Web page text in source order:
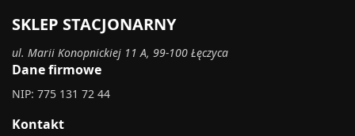
SKLEP STACJONARNY
ul. Marii Konopnickiej 11 A, 99-100 Łęczyca
Dane firmowe
NIP: 775 131 72 44
Kontakt